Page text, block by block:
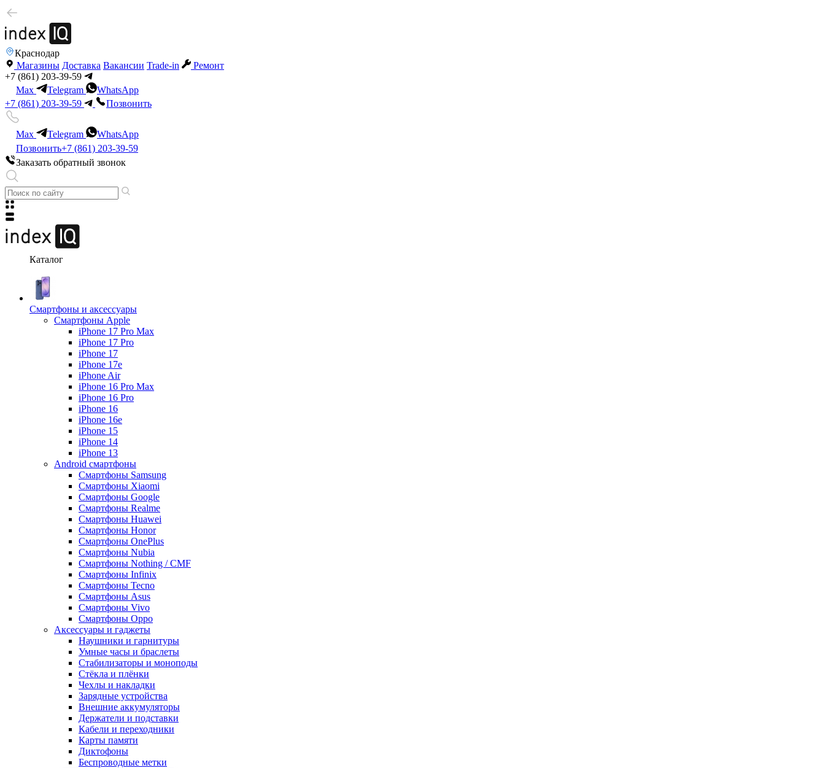
Краснодар
Магазины Доставка Вакансии Trade-in
Ремонт
+7 (861) 203-39-59
Max
Telegram
WhatsApp
+7 (861) 203-39-59
Позвонить
Max Telegram
WhatsApp
Позвонить+7 (861) 203-39-59
Заказать обратный звонок
Каталог
Смартфоны и аксессуары
Смартфоны Apple
iPhone 17 Pro Max
iPhone 17 Pro
iPhone 17
iPhone 17e
iPhone Air
iPhone 16 Pro Max
iPhone 16 Pro
iPhone 16
iPhone 16e
iPhone 15
iPhone 14
iPhone 13
Android cмартфоны
Смартфоны Samsung
Смартфоны Xiaomi
Смартфоны Google
Смартфоны Realme
Смартфоны Huawei
Смартфоны Honor
Смартфоны OnePlus
Смартфоны Nubia
Смартфоны Nothing / CMF
Смартфоны Infinix
Смартфоны Tecno
Смартфоны Asus
Смартфоны Vivo
Смартфоны Oppo
Аксессуары и гаджеты
Наушники и гарнитуры
Умные часы и браслеты
Стабилизаторы и моноподы
Стёкла и плёнки
Чехлы и накладки
Зарядные устройства
Внешние аккумуляторы
Держатели и подставки
Кабели и переходники
Карты памяти
Диктофоны
Беспроводные метки